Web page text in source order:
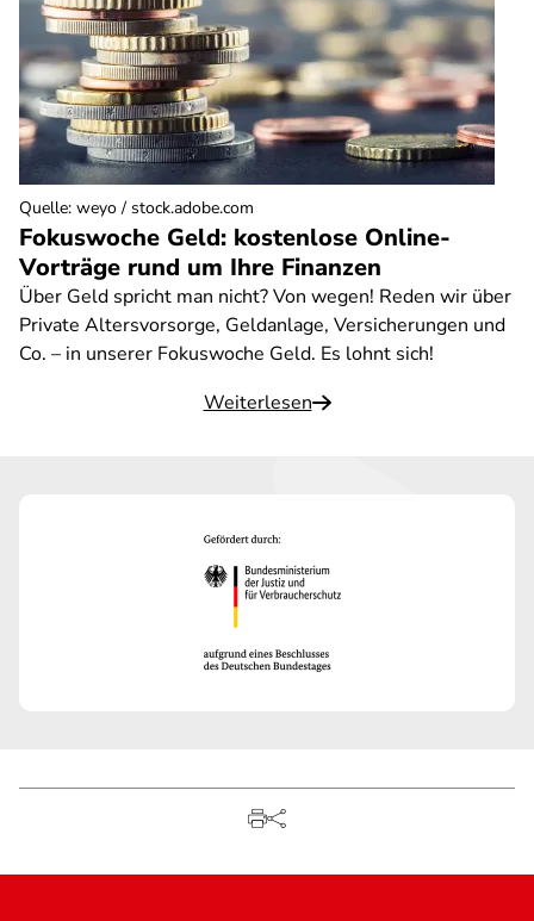
Fokuswoche Geld: kostenlose Online-
Vorträge rund um Ihre Finanzen
Über Geld spricht man nicht? Von wegen! Reden wir über
Private Altersvorsorge, Geldanlage, Versicherungen und
Co. – in unserer Fokuswoche Geld. Es lohnt sich!
Weiterlesen
Quelle: weyo / stock.adobe.com